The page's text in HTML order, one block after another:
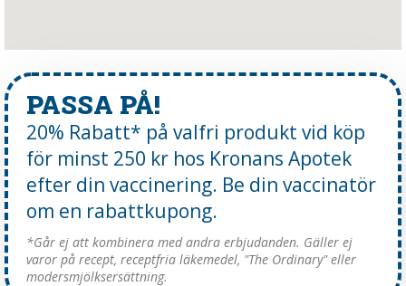
PASSA PÅ!
20% Rabatt* på valfri produkt vid köp
för minst 250 kr hos Kronans Apotek
efter din vaccinering. Be din vaccinatör
om en rabattkupong.
*Går ej att kombinera med andra erbjudanden. Gäller ej
varor på recept, receptfria läkemedel, "The Ordinary" eller
modersmjölksersättning.